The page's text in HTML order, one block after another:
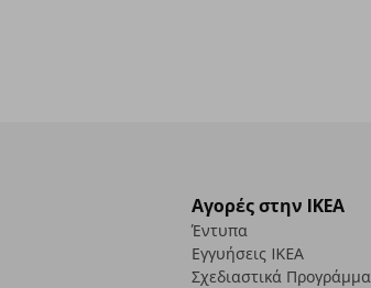
Αγορές στην IKEA
Έντυπα
Εγγυήσεις IKEA
Σχεδιαστικά